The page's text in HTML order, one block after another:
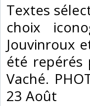
‎Textes
choix
Jouvinroux
été repérés
Vaché.
23 Août‎